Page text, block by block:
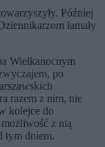
Później
łamały
Wielkanocnym
po
razem z nim, nie
kolejce do
z nią
tym dniem.